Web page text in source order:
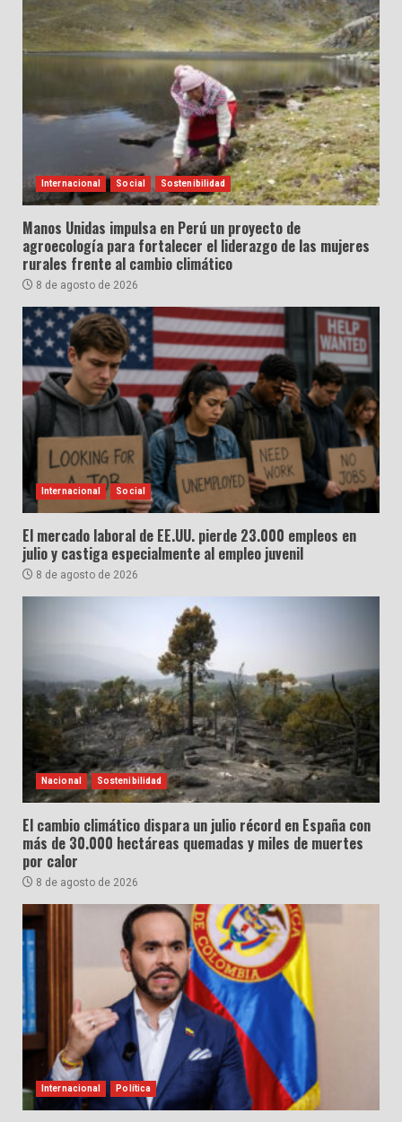
Internacional Social Sostenibilidad
Manos Unidas impulsa en Perú un proyecto de
agroecología para fortalecer el liderazgo de las mujeres
rurales frente al cambio climático
8 de agosto de 2026
Internacional Social
El mercado laboral de EE.UU. pierde 23.000 empleos en
julio y castiga especialmente al empleo juvenil
8 de agosto de 2026
Nacional Sostenibilidad
El cambio climático dispara un julio récord en España con
más de 30.000 hectáreas quemadas y miles de muertes
por calor
8 de agosto de 2026
Internacional Política